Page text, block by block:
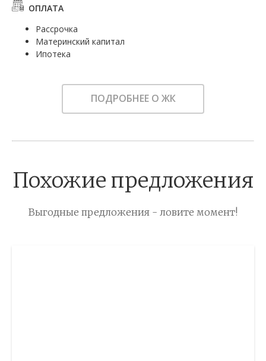
ОПЛАТА
Рассрочка
Материнский капитал
Ипотека
ПОДРОБНЕЕ О ЖК
Похожие предложения
Выгодные предложения - ловите момент!